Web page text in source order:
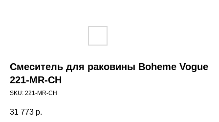
Смеситель для раковины Boheme Vogue
221-MR-CH
SKU: 221-MR-CH
31 773 р.